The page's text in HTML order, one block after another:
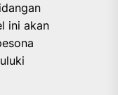
ini akan